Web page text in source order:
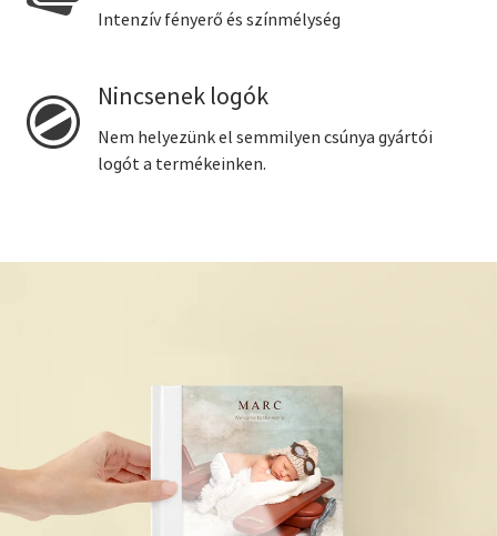
Intenzív fényerő és színmélység
Nincsenek logók
Nem helyezünk el semmilyen csúnya gyártói
logót a termékeinken.